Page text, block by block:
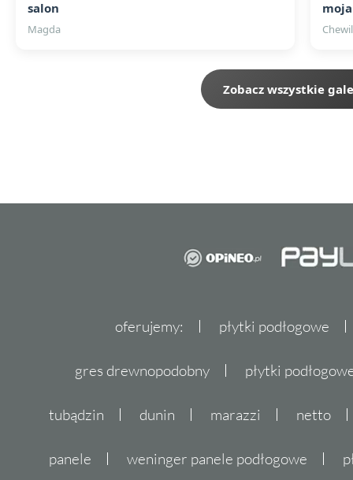
salon
Magda
moja
Zobacz wszystkie
oferujemy: płytki podłogowe
gres drewnopodobny płytki
tubądzin dunin marazzi netto
panele weninger panele podłogowe